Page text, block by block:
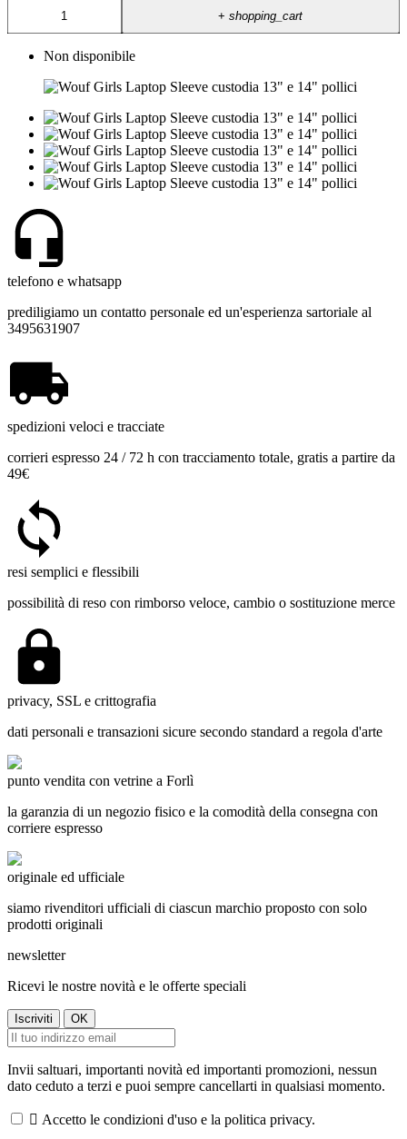
+shopping_cart
Non disponibile
telefono e whatsapp
prediligiamo un contatto personale ed un'esperienza sartoriale al
3495631907
spedizioni veloci e tracciate
corrieri espresso 24 / 72 h con tracciamento totale, gratis a partire da
49€
resi semplici e flessibili
possibilità di reso con rimborso veloce, cambio o sostituzione merce
privacy, SSL e crittografia
dati personali e transazioni sicure secondo standard a regola d'arte
punto vendita con vetrine a Forlì
la garanzia di un negozio fisico e la comodità della consegna con
corriere espresso
originale ed ufficiale
siamo rivenditori ufficiali di ciascun marchio proposto con solo
prodotti originali
newsletter
Ricevi le nostre novità e le offerte speciali
Invii saltuari, importanti novità ed importanti promozioni, nessun
dato ceduto a terzi e puoi sempre cancellarti in qualsiasi momento.
 Accetto le condizioni d'uso e la politica privacy.